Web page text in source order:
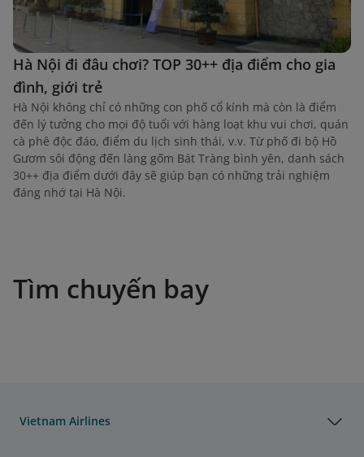
Hà Nội đi đâu chơi? TOP 30++ địa điểm cho gia
đình, giới trẻ
Hà Nội không chỉ có những con phố cổ kính mà còn là điểm
đến lý tưởng cho mọi độ tuổi với hàng loạt khu vui chơi, quán
cà phê độc đáo, điểm du lịch sinh thái, v.v. Từ phố đi bộ Hồ
Gươm sôi động đến làng gốm Bát Tràng bình yên, danh sách
30++ địa điểm dưới đây sẽ giúp bạn có những trải nghiệm
đáng nhớ tại Hà Nội.
Tìm chuyến bay
Vietnam Airlines